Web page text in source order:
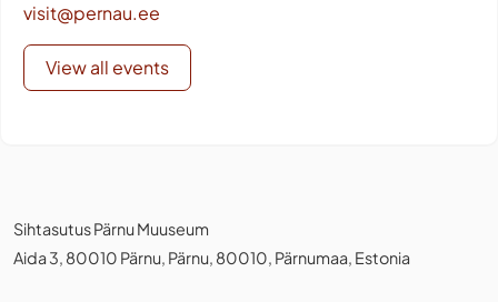
visit@pernau.ee
View all events
Sihtasutus Pärnu Muuseum
Aida 3, 80010 Pärnu, Pärnu, 80010, Pärnumaa, Estonia